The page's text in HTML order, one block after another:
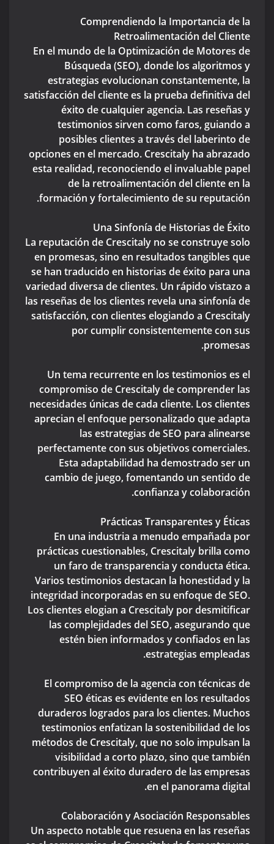
Comprendiendo la Importancia de la
Retroalimentación del Cliente
En el mundo de la Optimización de Motores de
Búsqueda (SEO), donde los algoritmos y
estrategias evolucionan constantemente, la
satisfacción del cliente es la prueba definitiva del
éxito de cualquier agencia. Las reseñas y
testimonios sirven como faros, guiando a
posibles clientes a través del laberinto de
opciones en el mercado. Crescitaly ha abrazado
esta realidad, reconociendo el invaluable papel
de la retroalimentación del cliente en la
formación y fortalecimiento de su reputación.
Una Sinfonía de Historias de Éxito
La reputación de Crescitaly no se construye solo
en promesas, sino en resultados tangibles que
se han traducido en historias de éxito para una
variedad diversa de clientes. Un rápido vistazo a
las reseñas de los clientes revela una sinfonía de
satisfacción, con clientes elogiando a Crescitaly
por cumplir consistentemente con sus
promesas.
Un tema recurrente en los testimonios es el
compromiso de Crescitaly de comprender las
necesidades únicas de cada cliente. Los clientes
aprecian el enfoque personalizado que adapta
las estrategias de SEO para alinearse
perfectamente con sus objetivos comerciales.
Esta adaptabilidad ha demostrado ser un
cambio de juego, fomentando un sentido de
confianza y colaboración.
Prácticas Transparentes y Éticas
En una industria a menudo empañada por
prácticas cuestionables, Crescitaly brilla como
un faro de transparencia y conducta ética.
Varios testimonios destacan la honestidad y la
integridad incorporadas en su enfoque de SEO.
Los clientes elogian a Crescitaly por desmitificar
las complejidades del SEO, asegurando que
estén bien informados y confiados en las
estrategias empleadas.
El compromiso de la agencia con técnicas de
SEO éticas es evidente en los resultados
duraderos logrados para los clientes. Muchos
testimonios enfatizan la sostenibilidad de los
métodos de Crescitaly, que no solo impulsan la
visibilidad a corto plazo, sino que también
contribuyen al éxito duradero de las empresas
en el panorama digital.
Colaboración y Asociación Responsables
Un aspecto notable que resuena en las reseñas